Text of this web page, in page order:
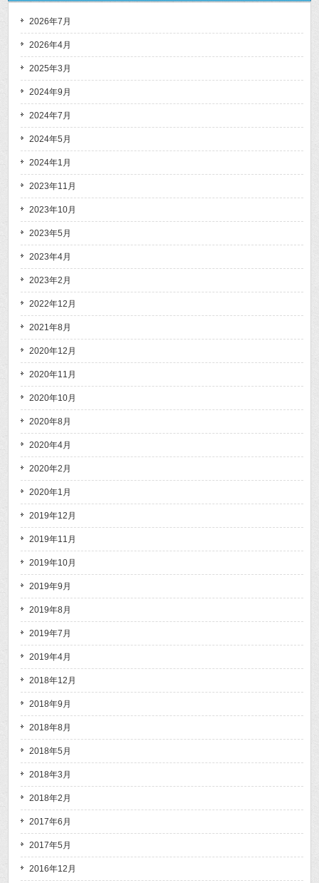
2026年7月
2026年4月
2025年3月
2024年9月
2024年7月
2024年5月
2024年1月
2023年11月
2023年10月
2023年5月
2023年4月
2023年2月
2022年12月
2021年8月
2020年12月
2020年11月
2020年10月
2020年8月
2020年4月
2020年2月
2020年1月
2019年12月
2019年11月
2019年10月
2019年9月
2019年8月
2019年7月
2019年4月
2018年12月
2018年9月
2018年8月
2018年5月
2018年3月
2018年2月
2017年6月
2017年5月
2016年12月